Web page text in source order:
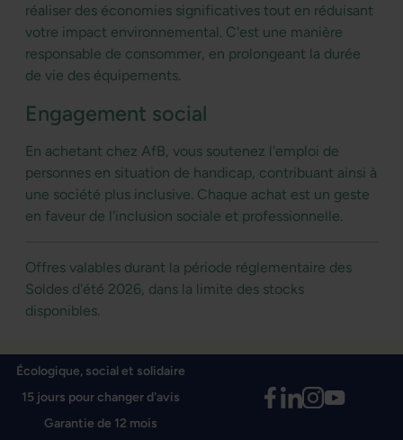
réaliser des économies significatives tout en réduisant
votre impact environnemental. C'est une manière
responsable de consommer, en prolongeant la durée
de vie des équipements.
Engagement social
En achetant chez AfB, vous soutenez l'emploi de
personnes en situation de handicap, contribuant ainsi à
une société plus inclusive. Chaque achat est un geste
en faveur de l'inclusion sociale et professionnelle.
Offres valables durant la période réglementaire des
Soldes d'été 2026, dans la limite des stocks
disponibles.
Écologique, social et solidaire
15 jours pour changer d'avis
Garantie de 12 mois